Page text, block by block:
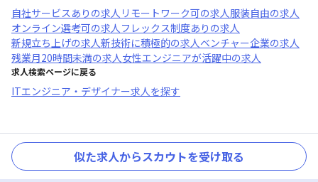
自社サービスあり の求人 リモートワーク可の求人服装自由の求人
オンライン選考可の求人フレックス制度あり の求人
新規立ち上げの求人新技術に積極的の求人ベンチャー企業の求人
残業月20時間未満の求人女性エンジニアが活躍中の求人
求人検索ページに戻る
ITエンジニア・デザイナー求人を探す
似た求人からスカウトを受け取る